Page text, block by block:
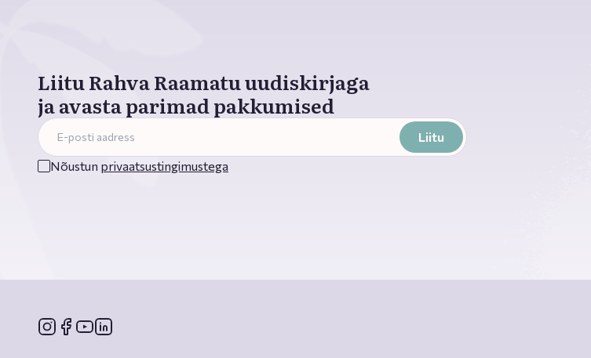
Liitu Rahva Raamatu uudiskirjaga
ja avasta parimad pakkumised
Liitu
Nõustun privaatsustingimustega